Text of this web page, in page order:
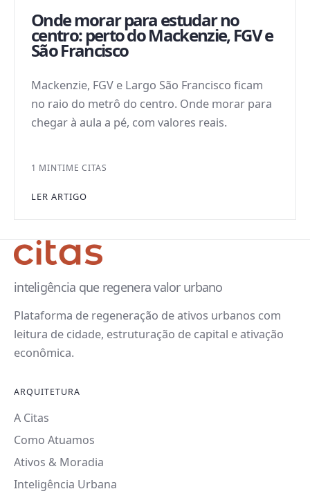
Onde morar para estudar no
centro: perto do Mackenzie, FGV e
São Francisco
Mackenzie, FGV e Largo São Francisco ficam
no raio do metrô do centro. Onde morar para
chegar à aula a pé, com valores reais.
1 MINTIME CITAS
LER ARTIGO
inteligência que regenera valor urbano
Plataforma de regeneração de ativos urbanos com
leitura de cidade, estruturação de capital e ativação
econômica.
ARQUITETURA
A Citas
Como Atuamos
Ativos & Moradia
Inteligência Urbana